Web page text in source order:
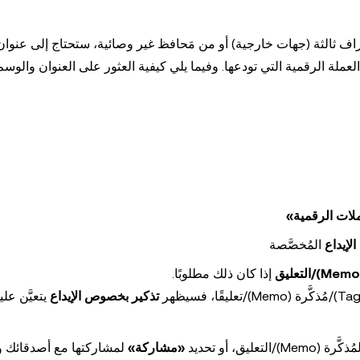
ثالثة (جهات خارجية) أو من مَحافظ غير وصائية، ستحتاج إلى عنوان
الرقمية»
المُخصَّصة
إذا كان ذلك مطلوبًا.
تذكير بخصوص الإيداع يتعيَّن
«مشاركة» لمشاركتها مع أصدقائك